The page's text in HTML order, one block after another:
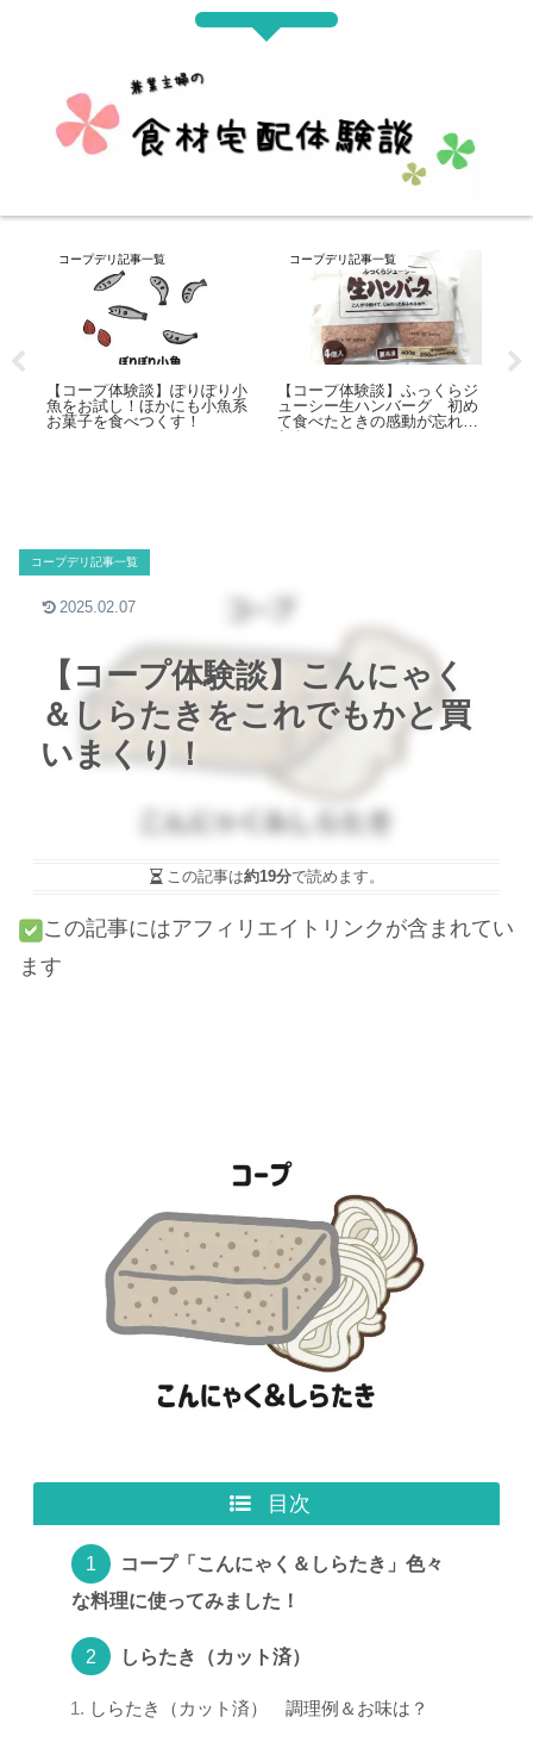
コープデリ記事一覧
【コープ体験談】冷凍春巻を
片っ端からお試ししてみまし
た！
コープデリ記事一覧
【コープデリ体験談＆口コ
ミ】利用歴10年以上の兼業主
【コープ体験談】こんにゃく
＆しらたきをこれでもかと買
いまくり！
コープデリ記事一覧
2025.02.07
この記事は約19分で読めます。
この記事にはアフィリエイトリンクが含まれてい
ます
目次
コープ「こんにゃく＆しらたき」色々
な料理に使ってみました！
しらたき（カット済）
しらたき（カット済） 調理例＆お味は？